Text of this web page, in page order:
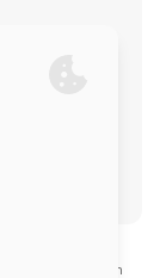
en